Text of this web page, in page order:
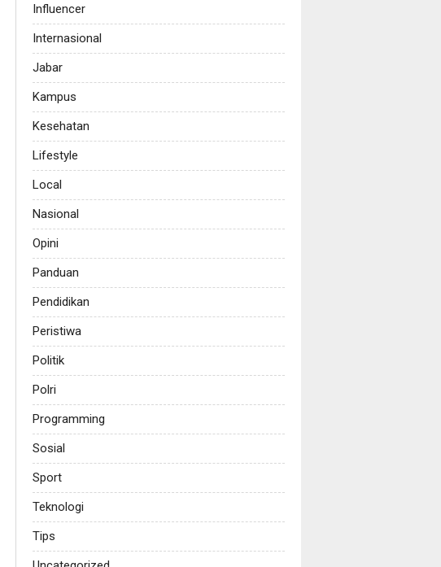
Influencer
Internasional
Jabar
Kampus
Kesehatan
Lifestyle
Local
Nasional
Opini
Panduan
Pendidikan
Peristiwa
Politik
Polri
Programming
Sosial
Sport
Teknologi
Tips